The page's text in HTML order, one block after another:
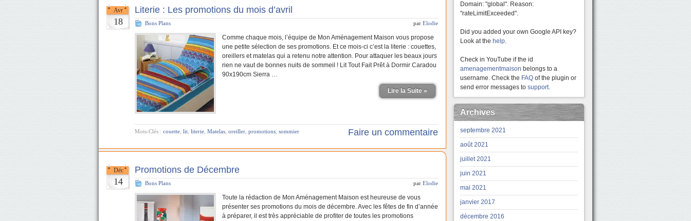
Avr
18
Literie : Les promotions du mois d’avril
Bons Plans par Elodie
Comme chaque mois, l’équipe de Mon Aménagement Maison vous propose
une petite sélection de ses promotions. Et ce mois-ci c’est la literie : couettes,
oreillers et matelas qui a retenu notre attention. Pour attaquer les beaux jours
rien ne vaut de bonnes nuits de sommeil ! Lit Tout Fait Prêt à Dormir Caradou
90x190cm Sierra …
Lire la Suite »
Mots-Clés : couette lit literie Matelas oreiller promotions sommier Faire un commentaire
Déc
14
Promotions de Décembre
Bons Plans par Elodie
Toute la rédaction de Mon Aménagement Maison est heureuse de vous
présenter ses promotions du mois de décembre. Avec les fêtes de fin d’année
à préparer, il est très appréciable de profiter de toutes les promotions
Domain: "global". Reason:
"rateLimitExceeded".
Did you added your own Google API key?
Look at the help.
Check in YouTube if the id
amenagementmaison belongs to a
username. Check the FAQ of the plugin or
send error messages to support.
Archives
septembre 2021
août 2021
juillet 2021
juin 2021
mai 2021
janvier 2017
décembre 2016